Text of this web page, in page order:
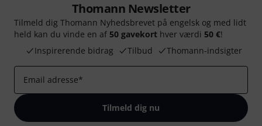
Thomann Newsletter
Tilmeld dig Thomann Nyhedsbrevet på engelsk og med lidt
held kan du vinde en af 50 gavekort hver værdi 50 €!
Inspirerende bidrag
Tilbud Thomann-indsigter
Email adresse*
Tilmeld dig nu